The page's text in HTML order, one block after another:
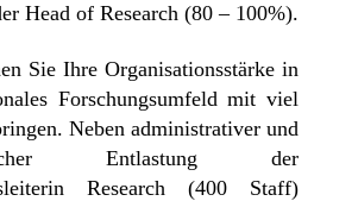
Head of Research (80 – 100%).
Sie Ihre Organisationsstärke in
Forschungsumfeld mit viel
Neben administrativer und
Entlastung der
Research (400 Staff)